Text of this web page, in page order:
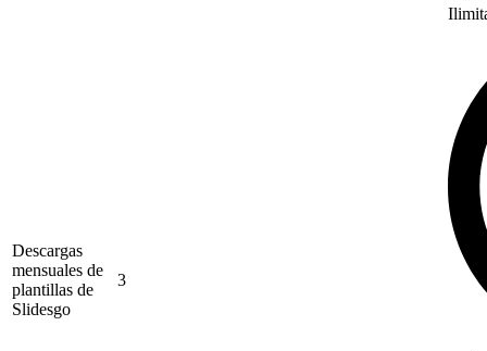
Descargas
mensuales de
plantillas de
Slidesgo
3